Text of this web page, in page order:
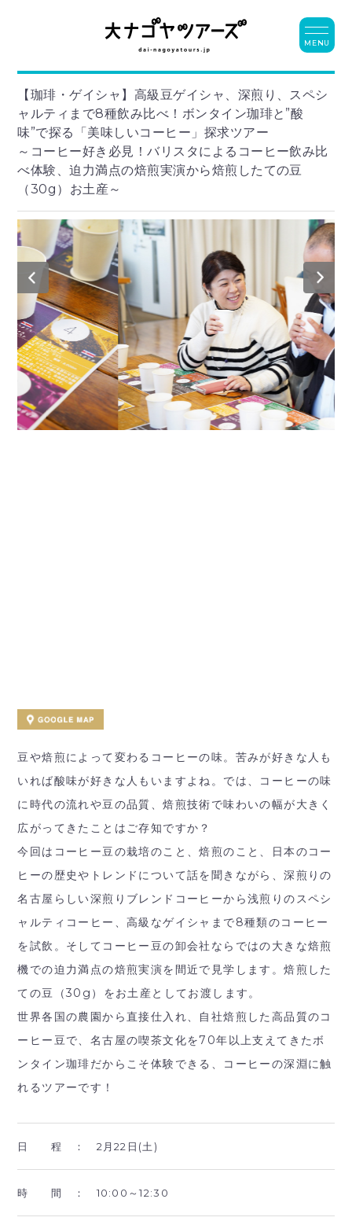
【珈琲・ゲイシャ】高級豆ゲイシャ、深煎り、スペシ
ャルティまで8種飲み比べ！ボンタイン珈琲と”酸
味”で探る「美味しいコーヒー」探求ツアー
～コーヒー好き必見！バリスタによるコーヒー飲み比
べ体験、迫力満点の焙煎実演から焙煎したての豆
（30g）お土産～
豆や焙煎によって変わるコーヒーの味。苦みが好きな人も
いれば酸味が好きな人もいますよね。では、コーヒーの味
に時代の流れや豆の品質、焙煎技術で味わいの幅が大きく
広がってきたことはご存知ですか？
今回はコーヒー豆の栽培のこと、焙煎のこと、日本のコー
ヒーの歴史やトレンドについて話を聞きながら、深煎りの
名古屋らしい深煎りブレンドコーヒーから浅煎りのスペシ
ャルティコーヒー、高級なゲイシャまで8種類のコーヒー
を試飲。そしてコーヒー豆の卸会社ならではの大きな焙煎
機での迫力満点の焙煎実演を間近で見学します。焙煎した
ての豆（30g）をお土産としてお渡します。
世界各国の農園から直接仕入れ、自社焙煎した高品質のコ
ーヒー豆で、名古屋の喫茶文化を70年以上支えてきたボ
ンタイン珈琲だからこそ体験できる、コーヒーの深淵に触
れるツアーです！
日 程 ： 2月22日(土)
時 間 ： 10:00～12:30
MENU